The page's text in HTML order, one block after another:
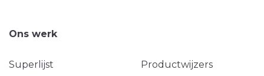
Ons werk
Superlijst Productwijzers